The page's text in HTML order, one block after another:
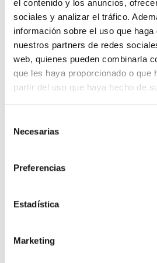
el contenido y los anuncios,
sociales y analizar el tráfico.
información sobre el uso que
nuestros partners de redes
web, quienes pueden combinarla
que les haya proporcionado o que
partir del uso que haya hecho de
Necesarias
Preferencias
Estadística
Marketing
Contáctanos para resolver tus
seguirnos en redes sociales con
Correo electrónico
web@foodsat.es
Teléfono de contacto
91 797 29 26